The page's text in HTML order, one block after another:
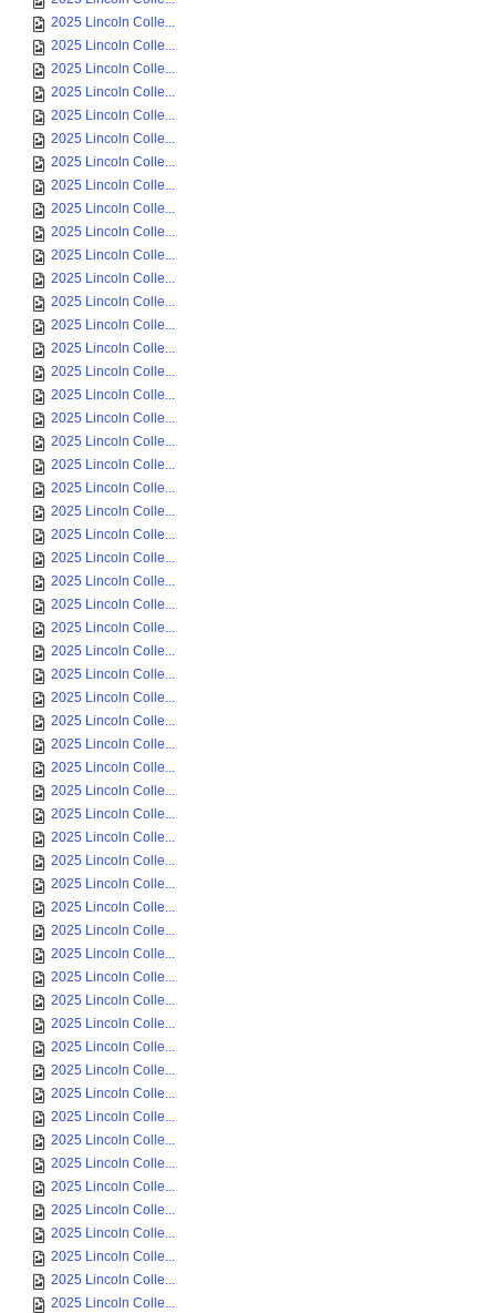
2025 Lincoln Colle...
2025 Lincoln Colle...
2025 Lincoln Colle...
2025 Lincoln Colle...
2025 Lincoln Colle...
2025 Lincoln Colle...
2025 Lincoln Colle...
2025 Lincoln Colle...
2025 Lincoln Colle...
2025 Lincoln Colle...
2025 Lincoln Colle...
2025 Lincoln Colle...
2025 Lincoln Colle...
2025 Lincoln Colle...
2025 Lincoln Colle...
2025 Lincoln Colle...
2025 Lincoln Colle...
2025 Lincoln Colle...
2025 Lincoln Colle...
2025 Lincoln Colle...
2025 Lincoln Colle...
2025 Lincoln Colle...
2025 Lincoln Colle...
2025 Lincoln Colle...
2025 Lincoln Colle...
2025 Lincoln Colle...
2025 Lincoln Colle...
2025 Lincoln Colle...
2025 Lincoln Colle...
2025 Lincoln Colle...
2025 Lincoln Colle...
2025 Lincoln Colle...
2025 Lincoln Colle...
2025 Lincoln Colle...
2025 Lincoln Colle...
2025 Lincoln Colle...
2025 Lincoln Colle...
2025 Lincoln Colle...
2025 Lincoln Colle...
2025 Lincoln Colle...
2025 Lincoln Colle...
2025 Lincoln Colle...
2025 Lincoln Colle...
2025 Lincoln Colle...
2025 Lincoln Colle...
2025 Lincoln Colle...
2025 Lincoln Colle...
2025 Lincoln Colle...
2025 Lincoln Colle...
2025 Lincoln Colle...
2025 Lincoln Colle...
2025 Lincoln Colle...
2025 Lincoln Colle...
2025 Lincoln Colle...
2025 Lincoln Colle...
2025 Lincoln Colle...